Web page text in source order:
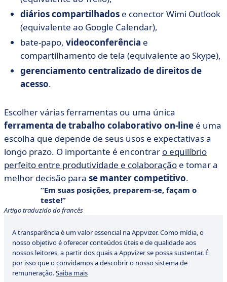
diários compartilhados e conector Wimi Outlook
(equivalente ao Google Calendar),
bate-papo, videoconferência e
compartilhamento de tela (equivalente ao Skype),
gerenciamento centralizado de direitos de
acesso.
Escolher várias ferramentas ou uma única
ferramenta de trabalho colaborativo on-line é uma
escolha que depende de seus usos e expectativas a
longo prazo. O importante é encontrar o equilíbrio
perfeito entre produtividade e colaboração e tomar a
melhor decisão para se manter competitivo.
Em suas posições, preparem-se, façam o
teste!
Artigo traduzido do francês
A transparência é um valor essencial na Appvizer. Como mídia, o
nosso objetivo é oferecer conteúdos úteis e de qualidade aos
nossos leitores, a partir dos quais a Appvizer se possa sustentar. É
por isso que o convidamos a descobrir o nosso sistema de
remuneração.Saiba mais